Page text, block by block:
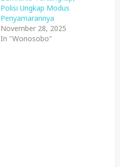
Polisi Ungkap Modus
Penyamarannya
November 28, 2025
In "Wonosobo"